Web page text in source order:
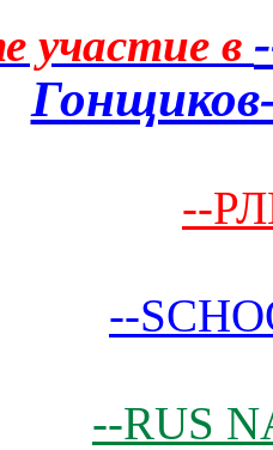
участие в
--
--
--RUS